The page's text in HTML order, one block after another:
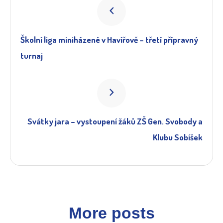
Školní liga miniházené v Havířově – třetí přípravný
turnaj
Svátky jara – vystoupení žáků ZŠ Gen. Svobody a
Klubu Sobíšek
More posts